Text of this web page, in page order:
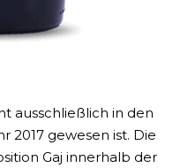
ausschließlich in den
2017 gewesen ist. Die
Gaj innerhalb der